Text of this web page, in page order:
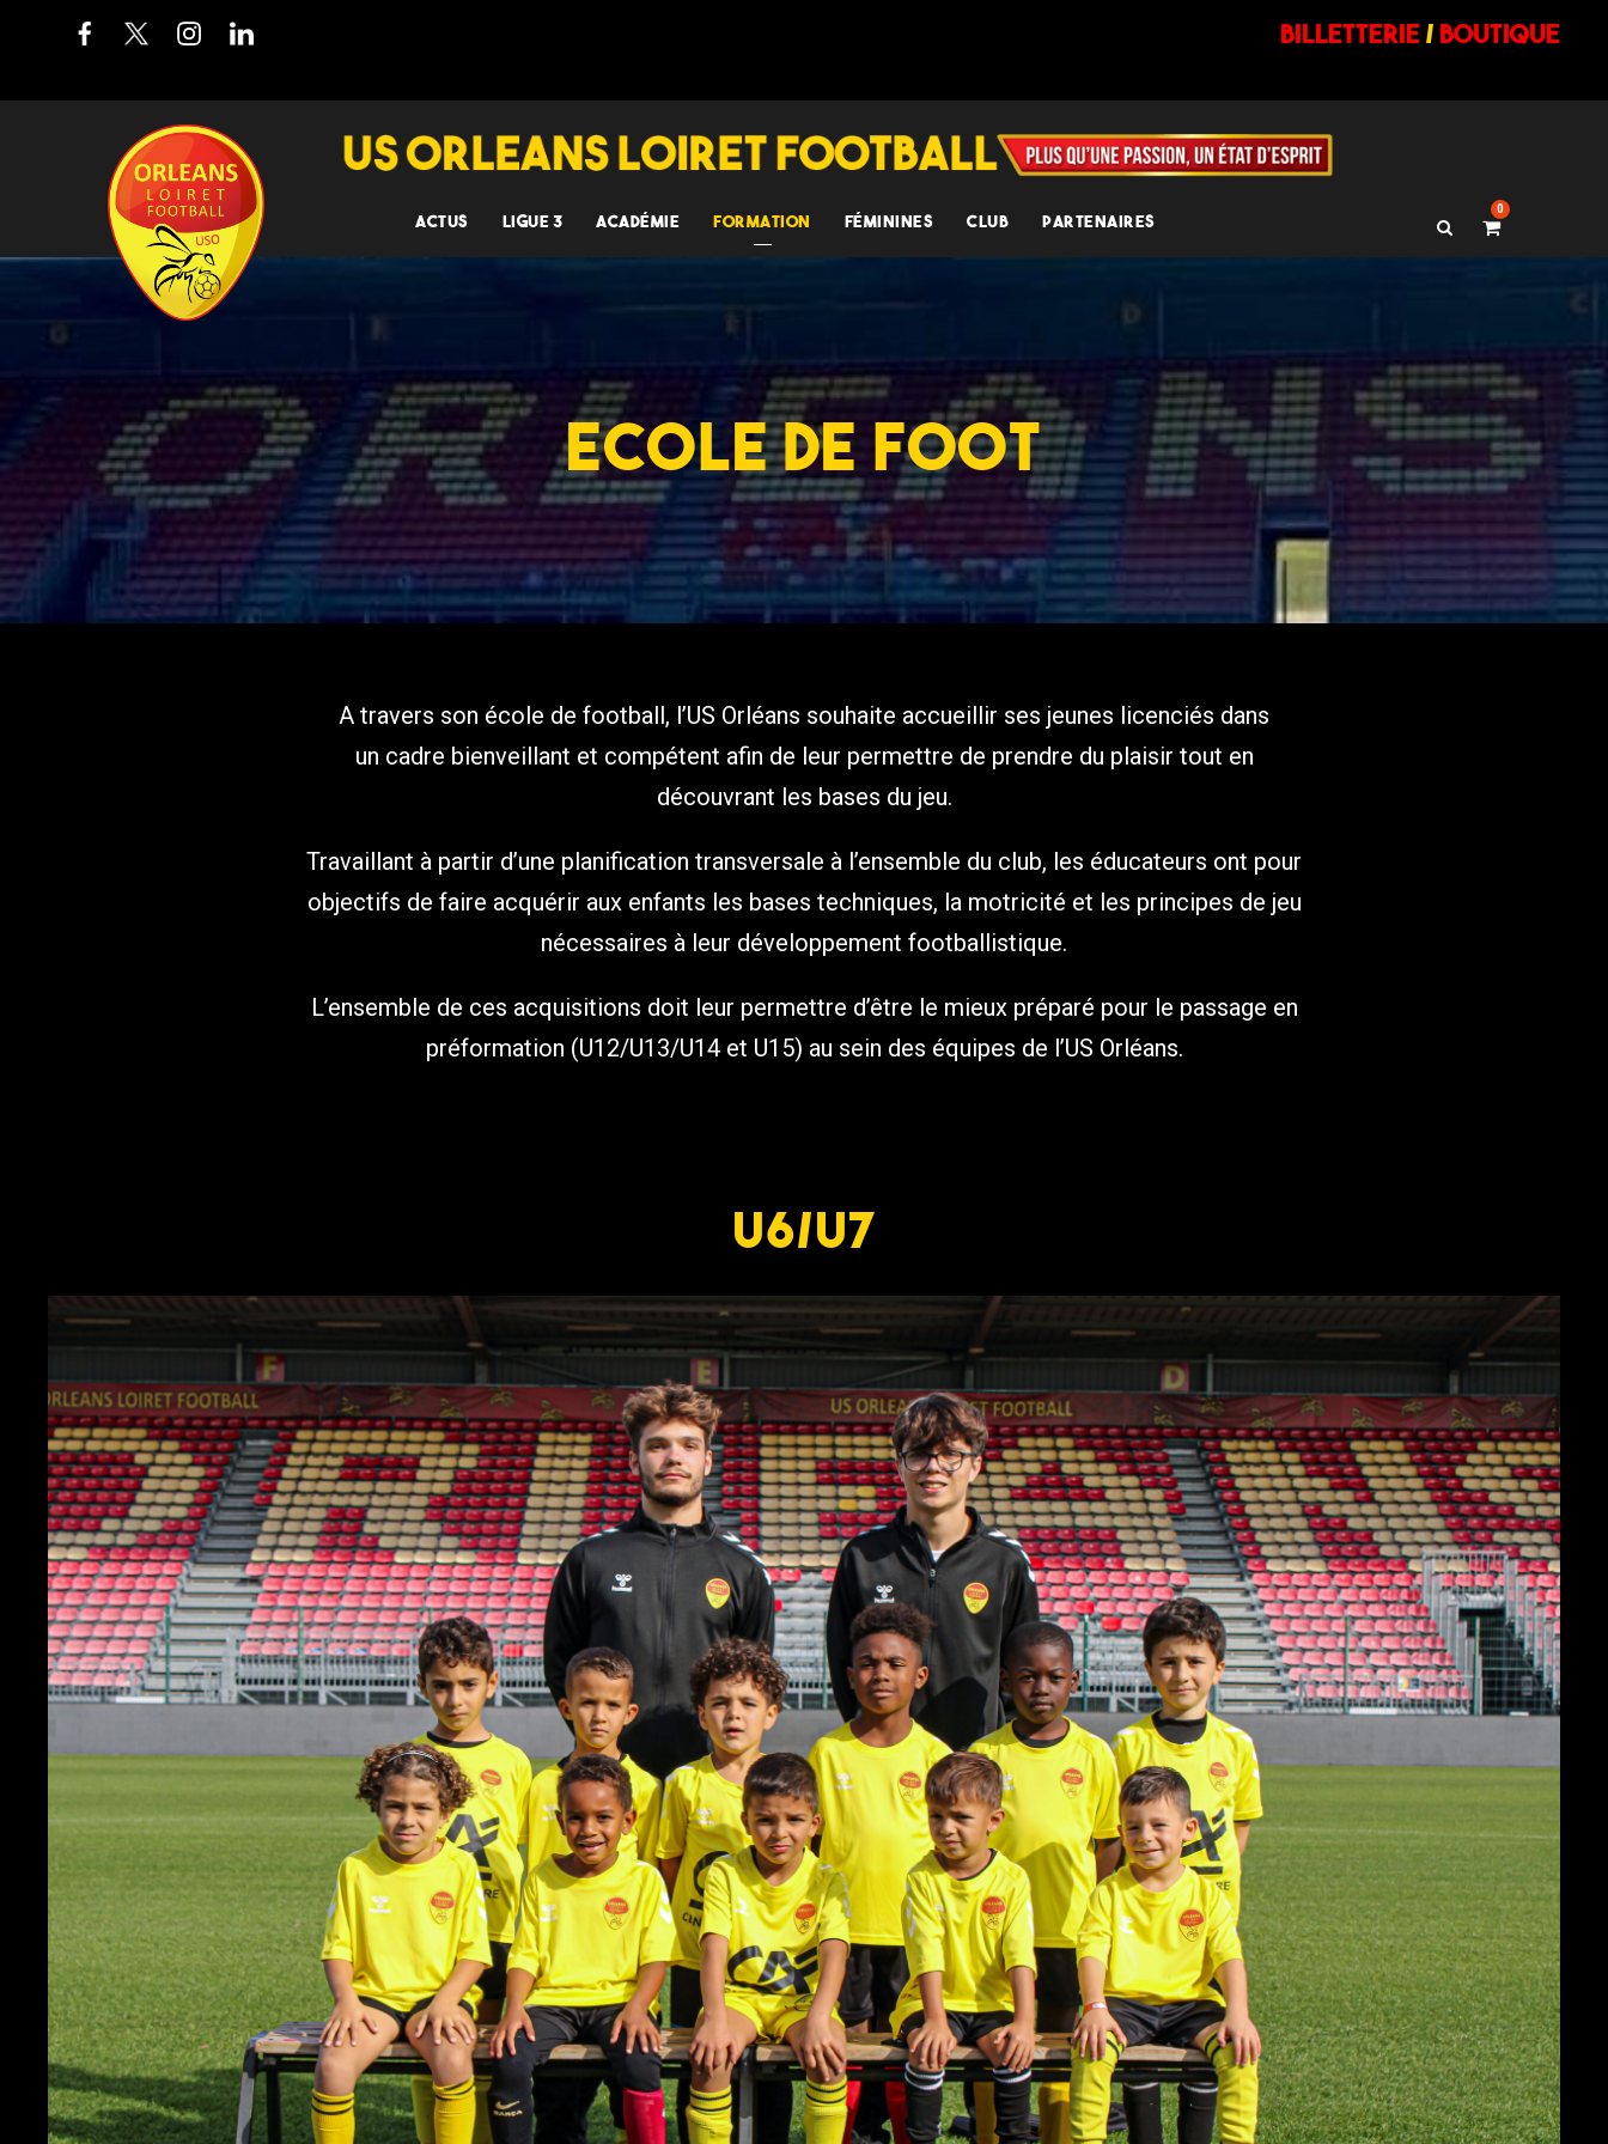
billetterie/ BOUTIQUE
ACTUS LIGUE 3 ACADÉMIE FORMATION FÉMININES CLUB PARTENAIRES
0
ECOLE DE FOOT
A travers son école de football, l’US Orléans souhaite accueillir ses jeunes licenciés dans
un cadre bienveillant et compétent afin de leur permettre de prendre du plaisir tout en
découvrant les bases du jeu.
Travaillant à partir d’une planification transversale à l’ensemble du club, les éducateurs ont pour
objectifs de faire acquérir aux enfants les bases techniques, la motricité et les principes de jeu
nécessaires à leur développement footballistique.
L’ensemble de ces acquisitions doit leur permettre d’être le mieux préparé pour le passage en
préformation (U12/U13/U14 et U15) au sein des équipes de l’US Orléans.
U6/U7